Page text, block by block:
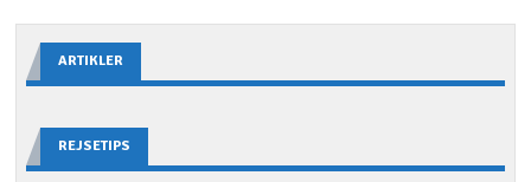
ARTIKLER
REJSETIPS